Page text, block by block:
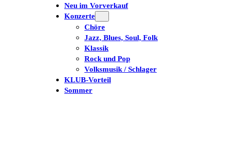
Neu im Vorverkauf
Konzerte
Chöre
Jazz, Blues, Soul, Folk
Klassik
Rock und Pop
Volksmusik / Schlager
KLUB-Vorteil
Sommer